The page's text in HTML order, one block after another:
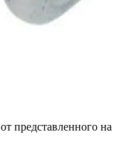
представленного на